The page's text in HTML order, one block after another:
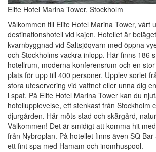
Elite Hotel Marina Tower, Stockholm
Välkommen till Elite Hotel Marina Tower, vårt
destinationshotell vid kajen. Hotellet är
kvarnbyggnad vid Saltsjöqvarn med öppna
och Stockholms vackra inlopp. Här finns 186
hotellrum, moderna konferensrum och en
plats för upp till 400 personer. Upplev sorlet
stora uteservering vid vattnet eller unna dig
i spat. På Elite Hotel Marina Tower kan du
hotellupplevelse, ett stenkast från Stockholm
djurgården. Här möts stad och skärgård,
Välkommen! Det är smidigt att komma hit
från Nybroplan. På hotellet finns även SQ
ett fint spa med Hamam och inomhuspool.